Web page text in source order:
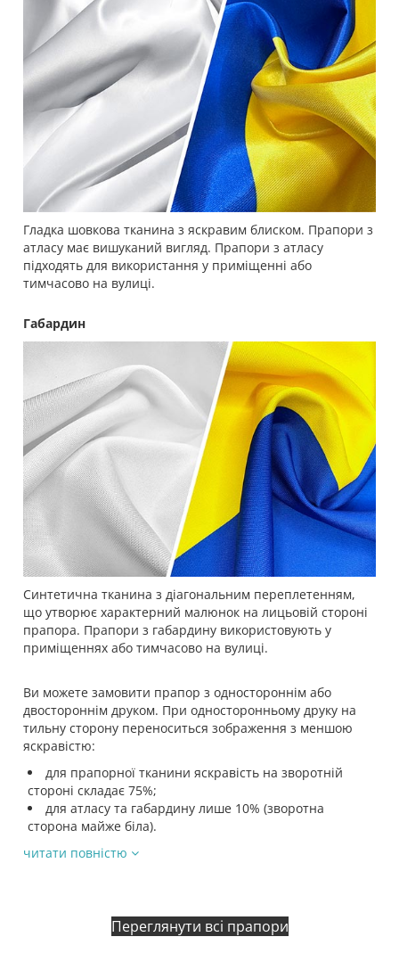
Гладка шовкова тканина з яскравим блиском. Прапори з
атласу має вишуканий вигляд. Прапори з атласу
підходять для використання у приміщенні або
тимчасово на вулиці.
Габардин
Синтетична тканина з діагональним переплетенням,
що утворює характерний малюнок на лицьовій стороні
прапора. Прапори з габардину використовують у
приміщеннях або тимчасово на вулиці.
Ви можете замовити прапор з одностороннім або
двостороннім друком. При односторонньому друку на
тильну сторону переноситься зображення з меншою
яскравістю:
для прапорної тканини яскравість на зворотній
стороні складає 75%;
для атласу та габардину лише 10% (зворотна
сторона майже біла).
читати повністю
Переглянути всі прапори